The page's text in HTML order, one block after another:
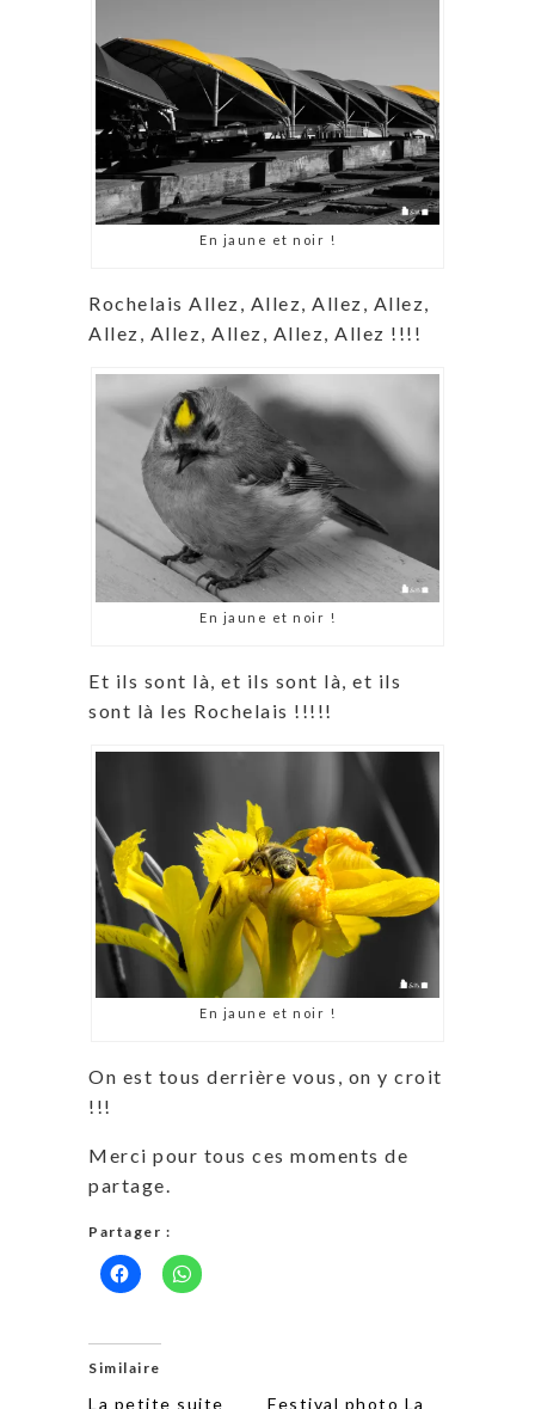
En jaune et noir !
Rochelais Allez, Allez, Allez, Allez,
Allez, Allez, Allez, Allez, Allez !!!!
En jaune et noir !
Et ils sont là, et ils sont là, et ils
sont là les Rochelais !!!!!
En jaune et noir !
On est tous derrière vous, on y croit
!!!
Merci pour tous ces moments de
partage.
Partager :
Similaire
La petite suite Festival photo La